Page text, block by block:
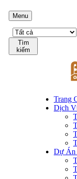
Menu
Tìm
kiếm
Trang
Dịch
Dự Án